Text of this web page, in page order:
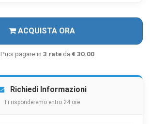
ACQUISTA ORA
Puoi pagare in 3 rateda € 30.00
Richiedi Informazioni
Ti risponderemo entro 24 ore